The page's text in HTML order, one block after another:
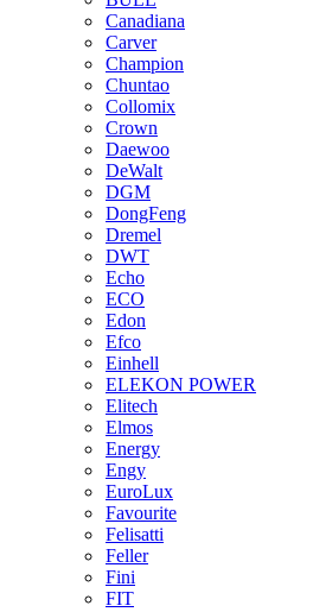
Canadiana
Carver
Champion
Chuntao
Collomix
Crown
Daewoo
DeWalt
DGM
DongFeng
Dremel
DWT
Echo
ECO
Edon
Efco
Einhell
ELEKON POWER
Elitech
Elmos
Energy
Engy
EuroLux
Favourite
Felisatti
Feller
Fini
FIT